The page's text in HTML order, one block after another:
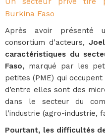
Burkina Faso
Après avoir présenté
consortium d’acteurs,
caractéristiques du
Faso, marqué par les
petites (PME) qui
d’entre elles sont des
dans le secteur du
l’industrie (agro-industrie,
Pourtant, les difficultés